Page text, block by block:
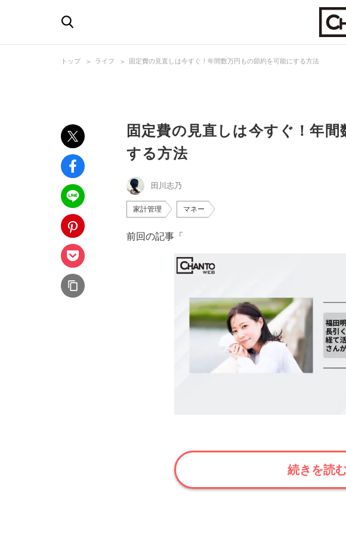
トップ ライフ 固定費の見直しは今すぐ！年間数万円もの節約を可能にする方法
固定費の見直しは今すぐ！年
する方法
田川志乃
家計管理 マネー
前回の記事「
続きを読